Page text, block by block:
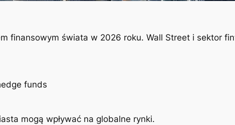
finansowym świata w 2026 roku. Wall Street i sektor
funds
mogą wpływać na globalne rynki.